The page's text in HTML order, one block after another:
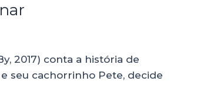
2017) conta a história de
seu cachorrinho Pete, decide